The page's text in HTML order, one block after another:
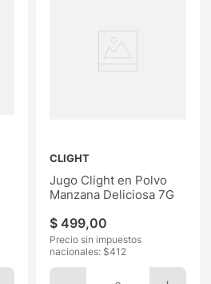
CLIGHT
Jugo Clight en Polvo
Manzana Deliciosa 7G
$ 499,00
Precio sin impuestos
nacionales: $412